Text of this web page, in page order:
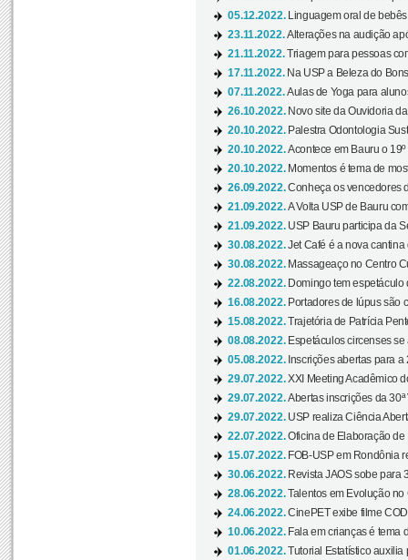
05.12.2022.
Linguagem oral de
23.11.2022.Alterações na audição
21.11.2022.Triagem para pessoas
17.11.2022. Na USP a Beleza do
07.11.2022.Aulas de Yoga para
26.10.2022. Novo site da Ouvidoria
20.10.2022. Palestra Odontologia
20.10.2022.Acontece em Bauru o 19º
20.10.2022. Momentos é tema de
26.09.2022.Conheça os vencedores
21.09.2022.A Volta USP de Bauru
21.09.2022. USP Bauru participa da
30.08.2022.Jet Café é a nova
30.08.2022. Massageaço no Centro
22.08.2022. Domingo tem espetáculo
16.08.2022. Portadores de lúpus são
15.08.2022.Trajetória de Patrícia
08.08.2022. Espetáculos circenses
05.08.2022. Inscrições abertas para a
29.07.2022.XXI Meeting Acadêmico
29.07.2022.Abertas inscrições da 30ª
29.07.2022. USP realiza Ciência
22.07.2022.Oficina de Elaboração de
15.07.2022. FOB-USP em Rondônia
30.06.2022. Revista JAOS sobe para
28.06.2022.Talentos em Evolução no
24.06.2022.CinePET exibe filme
10.06.2022. Fala em crianças é tema
01.06.2022.Tutorial Estatístico auxilia